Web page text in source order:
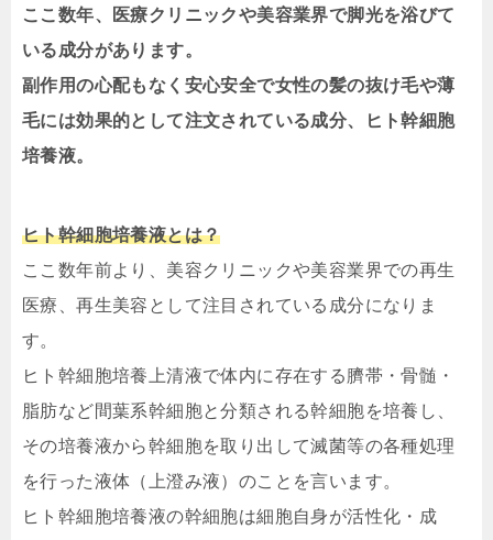
ここ数年、医療クリニックや美容業界で脚光を浴びて
いる成分があります。
副作用の心配もなく安心安全で女性の髪の抜け毛や薄
毛には効果的として注文されている成分、ヒト幹細胞
培養液。
ヒト幹細胞培養液とは？
ここ数年前より、美容クリニックや美容業界での再生
医療、再生美容として注目されている成分になりま
す。
ヒト幹細胞培養上清液で体内に存在する臍帯・骨髄・
脂肪など間葉系幹細胞と分類される幹細胞を培養し、
その培養液から幹細胞を取り出して滅菌等の各種処理
を行った液体（上澄み液）のことを言います。
ヒト幹細胞培養液の幹細胞は細胞自身が活性化・成